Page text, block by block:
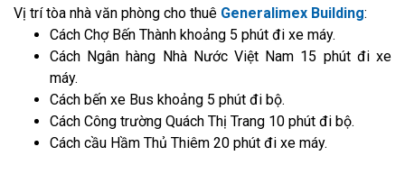
Vị trí tòa nhà văn phòng cho thuê Generalimex Building:
Cách Chợ Bến Thành khoảng 5 phút đi xe máy.
Cách Ngân hàng Nhà Nước Việt Nam 15 phút đi xe
máy.
Cách bến xe Bus khoảng 5 phút đi bộ.
Cách Công trường Quách Thị Trang 10 phút đi bộ.
Cách cầu Hầm Thủ Thiêm 20 phút đi xe máy.